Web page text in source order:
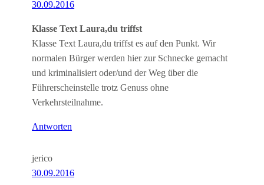
30.09.2016
Klasse Text Laura,du triffst
Klasse Text Laura,du triffst es auf den Punkt. Wir
normalen Bürger werden hier zur Schnecke gemacht
und kriminalisiert oder/und der Weg über die
Führerscheinstelle trotz Genuss ohne
Verkehrsteilnahme.
Antworten
jerico
30.09.2016